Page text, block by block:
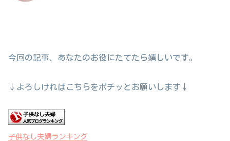
今回の記事、あなたのお役にたてたら嬉しいです。
↓よろしければこちらをポチッとお願いします↓
子供なし夫婦ランキング